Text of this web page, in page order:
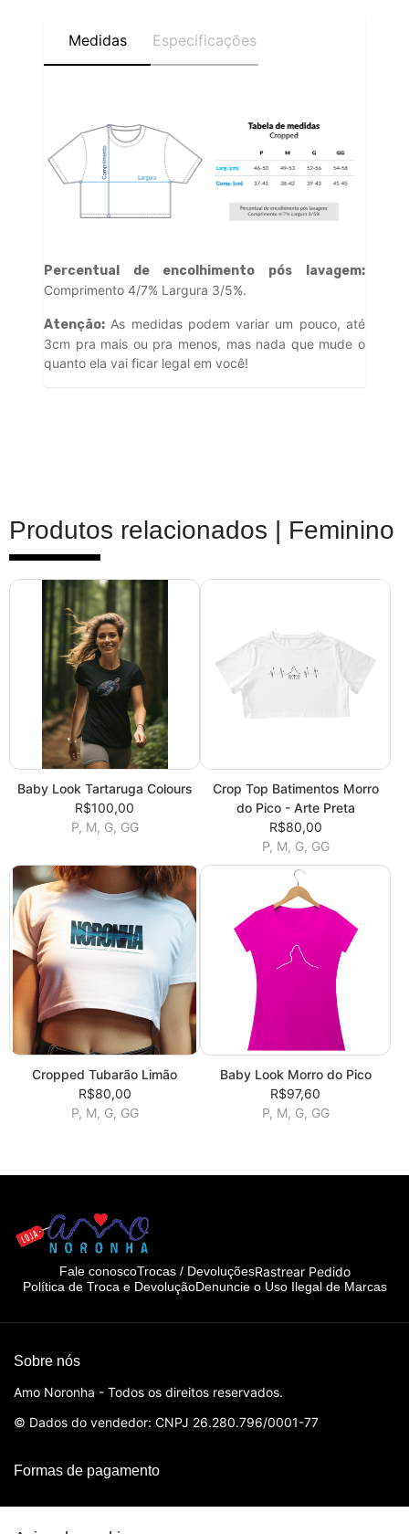
Medidas Especificações
Percentual de encolhimento pós lavagem:
Comprimento 4/7% Largura 3/5%.
Atenção: As medidas podem variar um pouco, até
3cm pra mais ou pra menos, mas nada que mude o
quanto ela vai ficar legal em você!
Produtos relacionados | Feminino
Baby Look Tartaruga Colours
R$100,00
P, M, G, GG
Crop Top Batimentos Morro
do Pico - Arte Preta
R$80,00
P, M, G, GG
Cropped Tubarão Limão
R$80,00
P, M, G, GG
Baby Look Morro do Pico
R$97,60
P, M, G, GG
Fale conoscoTrocas / DevoluçõesRastrear Pedido
Política de Troca e DevoluçãoDenuncie o Uso Ilegal de Marcas
Sobre nós
Amo Noronha - Todos os direitos reservados.
© Dados do vendedor: CNPJ 26.280.796/0001-77
Formas de pagamento